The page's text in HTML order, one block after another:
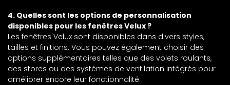
4. Quelles sont les options de personnalisation
disponibles pour les fenêtres Velux ?
Les fenêtres Velux sont disponibles dans divers styles,
tailles et finitions. Vous pouvez également choisir des
options supplémentaires telles que des volets roulants,
des stores ou des systèmes de ventilation intégrés pour
améliorer encore leur fonctionnalité.